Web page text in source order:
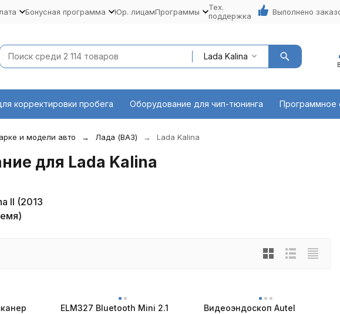
Бонусная программа Юр. лицамПрограммы
Тех.
поддержка
Выполнено
Lada Kalina
корректировки пробега Оборудование для чип-тюнинга Программное
и модели авто Лада (ВАЗ) Lada Kalina
для Lada Kalina
II (2013
ELM327 Bluetooth Mini 2.1
Видеоэндоскоп Autel